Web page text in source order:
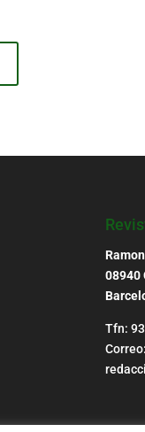
08940
Tfn:
Correo: